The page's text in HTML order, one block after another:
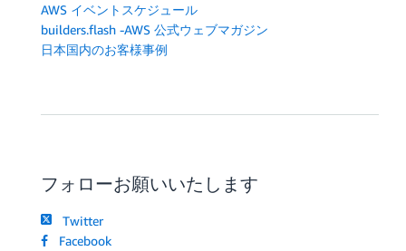
AWS イベントスケジュール
builders.flash -AWS 公式ウェブマガジン
日本国内のお客様事例
フォローお願いいたします
Twitter
Facebook